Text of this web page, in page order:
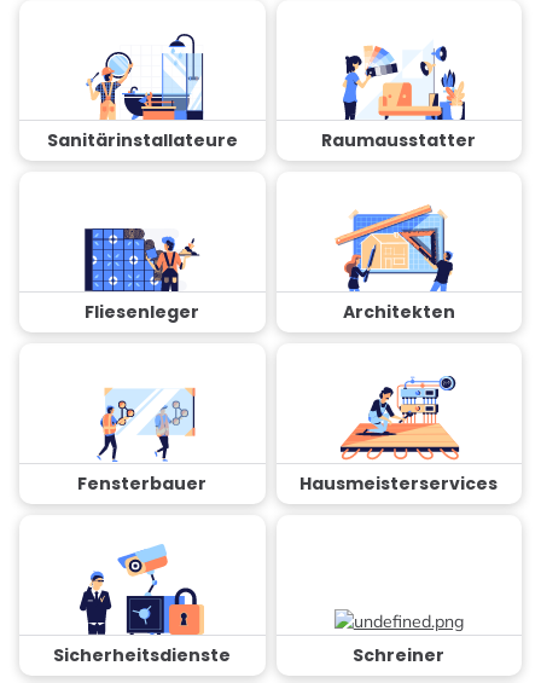
Sanitärinstallateure Raumausstatter
Fliesenleger Architekten
Fensterbauer Hausmeisterservices
Sicherheitsdienste Schreiner